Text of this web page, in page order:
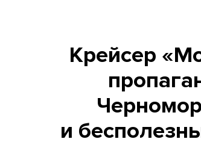
Крейсер
и